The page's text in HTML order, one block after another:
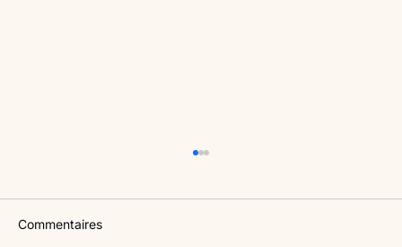
Commentaires